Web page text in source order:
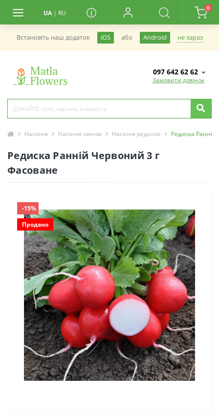
UA | RU
0
Встановiть наш додаток iOS або Android не зараз
097 642 62 62
Замовити дзвінок
Насіння Насіння овочів Насіння редиски Редиска
Редиска Ранній Червоний 3 г
Фасоване
-15%
Продано